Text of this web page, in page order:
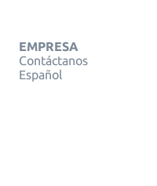
EMPRESA
Contáctanos
Español